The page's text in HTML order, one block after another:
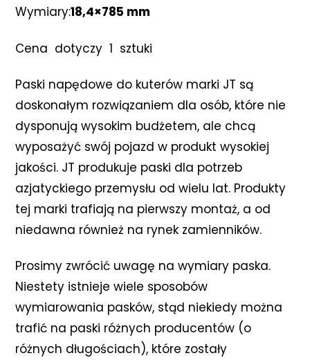
Wymiary:18,4×785 mm
Cena dotyczy 1 sztuki
Paski napędowe do kuterów marki JT są
doskonałym rozwiązaniem dla osób, które nie
dysponują wysokim budżetem, ale chcą
wyposażyć swój pojazd w produkt wysokiej
jakości. JT produkuje paski dla potrzeb
azjatyckiego przemysłu od wielu lat. Produkty
tej marki trafiają na pierwszy montaż, a od
niedawna również na rynek zamienników.
Prosimy zwrócić uwagę na wymiary paska.
Niestety istnieje wiele sposobów
wymiarowania pasków, stąd niekiedy można
trafić na paski różnych producentów (o
różnych długościach), które zostały